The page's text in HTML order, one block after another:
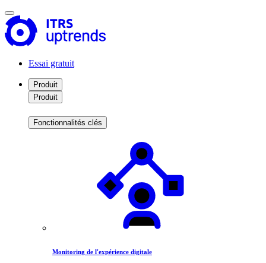
Essai gratuit
Produit
Produit
Fonctionnalités clés
Monitoring de l'expérience digitale